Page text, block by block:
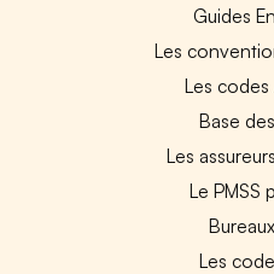
Guides
Les
Les codes
Base
Les
Le PMSS
Les